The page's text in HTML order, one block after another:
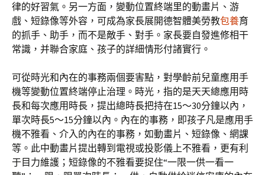
律的好習氣。另一方面，變動位置終端里的動畫片、游
戲、短錄像等外容，可成為家長展開德智體美勞教包養育
的抓手、助手，而不是敵手、對手。家長要自發進修相干
常識，并聯合家庭、孩子的詳細情形付諸實行。
可從時光和內在的事務兩個要害點，對學齡前兒童應用手
機等變動位置終端停止治理。時光，指的是天天總應用時
長和每次應用時長，提出總時長把持在15～30分鐘以內，
單次時長5～15分鐘以內。內在的事務，即孩子凡是應用手
機不雅看、介入的內在的事務，如動畫片、短錄像、網課
等。此中動畫片提出轉到電視或投影儀上不雅看，更有利
于目力維護；短錄像的不雅看要捉住“一限一供一看一